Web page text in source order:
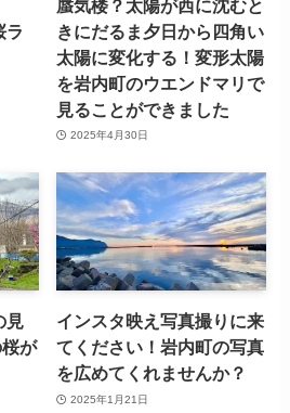
ラ
蜃気楼？太陽が西に沈むと
きにだるま夕日から四角い
太陽に変化する！変形太陽
を岩内町のウエンドマリで
見ることができました
2025年4月30日
見
が
インスタ映え写真撮りに来
てください！岩内町の写真
を広めてくれませんか？
2025年1月21日